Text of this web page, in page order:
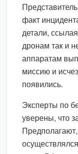
факт
детали,
дронам так и
аппаратам
миссию и
появились.
Эксперты по
уверены, что